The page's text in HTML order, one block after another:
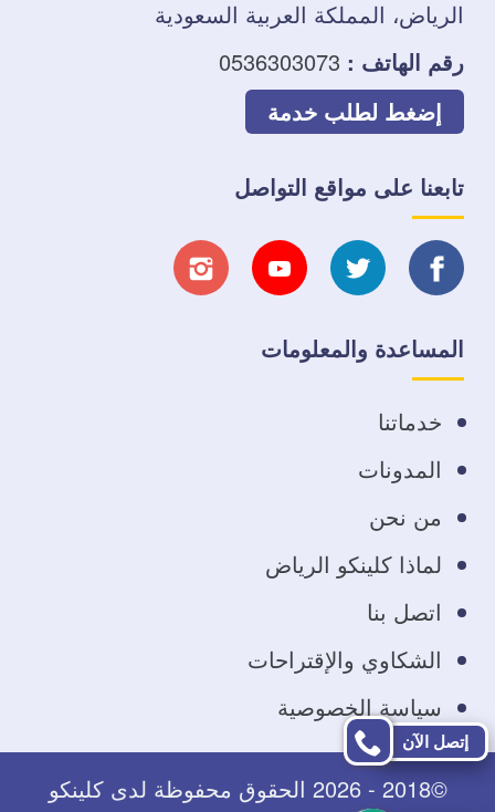
الرياض، المملكة العربية السعودية
رقم الهاتف : 0536303073
إضغط لطلب خدمة
تابعنا على مواقع التواصل
تابعنا
على
فيسبوك
تابعنا
على
تابعنا تابعنا
المساعدة والمعلومات
خدماتنا
المدونات
من نحن
لماذا كلينكو الرياض
اتصل بنا
الشكاوي والإقتراحات
سياسة الخصوصية
©2018 - 2026 الحقوق محفوظة لدى كلينكو
إتصل الآن